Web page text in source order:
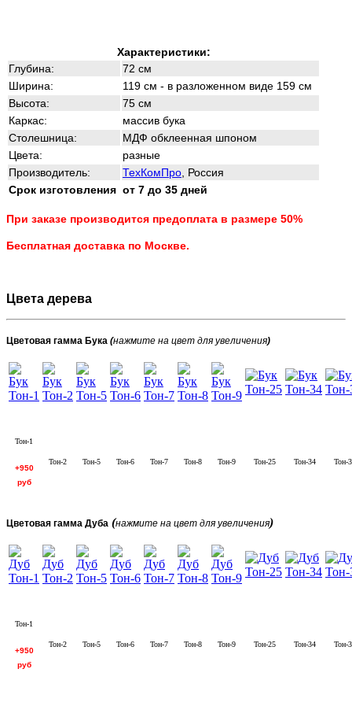
Характеристики:
Глубина:
72 см
Ширина:
119 см - в разложенном виде 159 см
Высота:
75 см
Каркас:
массив бука
Столешница:
МДФ обклеенная шпоном
Цвета:
разные
Производитель:
ТехКомПро , Россия
Срок изготовления от 7 до 35 дней
При заказе производится предоплата в размере 50%
Бесплатная доставка по Москве.
Цвета дерева
Цветовая гамма Бука (нажмите на цвет для увеличения)
Тон-1
+950
руб
Тон-2 Тон-5 Тон-6 Тон-7 Тон-8 Тон-9 Тон-25 Тон-34 Тон-
Цветовая гамма Дуба (нажмите на цвет для увеличения)
Тон-1
+950
руб
Тон-2 Тон-5 Тон-6 Тон-7 Тон-8 Тон-9 Тон-25 Тон-34 Тон-